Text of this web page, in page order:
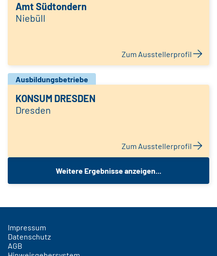
Amt Südtondern
Niebüll
Zum Ausstellerprofil
Ausbildungsbetriebe
KONSUM DRESDEN
Dresden
Zum Ausstellerprofil
Weitere Ergebnisse anzeigen...
Impressum
Datenschutz
AGB